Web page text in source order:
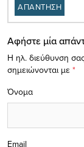
ΑΠΑΝΤΗΣΗ
Αφήστε μία
Η ηλ. διεύθυνση
σημειώνονται με *
Όνομα
Email